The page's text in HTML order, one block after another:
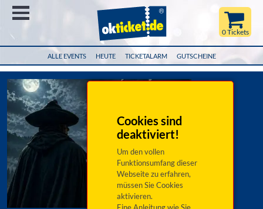
ALLE EVENTS HEUTE TICKETALARM GUTSCHEINE
0 Tickets
Cookies sind
deaktiviert!
Um den vollen
Funktionsumfang dieser
Webseite zu erfahren,
müssen Sie Cookies
aktivieren.